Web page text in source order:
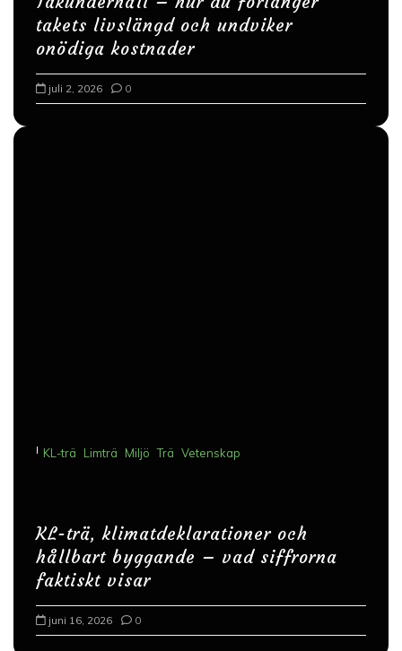
takets livslängd och undviker
onödiga kostnader
juli 2, 2026 0
I KL-trä Limträ Miljö Trä Vetenskap
KL-trä, klimatdeklarationer och
hållbart byggande – vad siffrorna
faktiskt visar
juni 16, 2026 0